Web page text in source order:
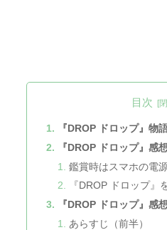
目次
『DROP ドロップ』物
『DROP ドロップ』感
鑑賞時はスマホの電
『DROP ドロップ』
『DROP ドロップ』感
あらすじ（前半）